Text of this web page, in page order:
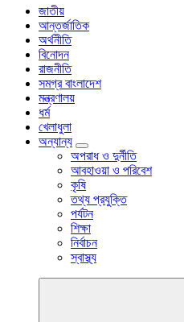
জাতীয়
আন্তর্জাতিক
অর্থনীতি
বিনোদন
রাজনীতি
সমগ্র বাংলাদেশ
মন্ত্রণালয়
ধর্ম
খেলাধুলা
অন্যান্য
অপরাধ ও দুর্নীতি
আবহাওয়া ও পরিবেশ
কৃষি
তথ্য প্রযুক্তি
পর্যটন
শিক্ষা
নির্বাচন
স্বাস্থ্য